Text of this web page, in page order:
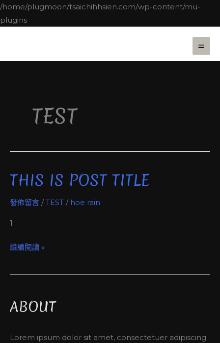
/home/plugmoon/tsaichihhsien.com/wp-content/mu-
plugins
跳
至
內
TEST
THIS IS POST TITLE
發佈留言 /TEST / hoe rain
1
This
post
繼續閱讀 »
ABOUT
Lorem ipsum dolor sit amet, consectetuer adipiscing